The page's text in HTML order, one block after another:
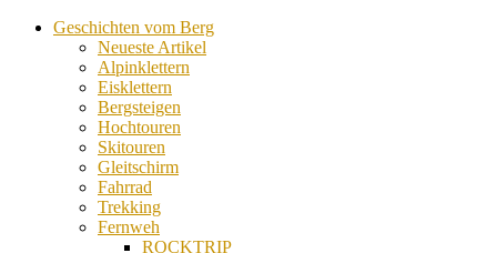
Geschichten vom Berg
Neueste Artikel
Alpinklettern
Eisklettern
Bergsteigen
Hochtouren
Skitouren
Gleitschirm
Fahrrad
Trekking
Fernweh
ROCKTRIP